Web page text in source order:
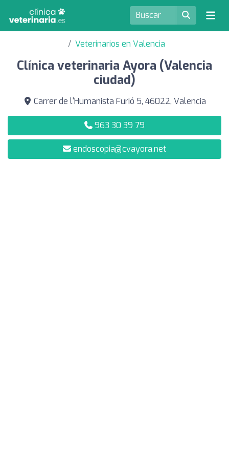
Veterinarios en Valencia
Clínica veterinaria Ayora (Valencia
ciudad)
Carrer de l'Humanista Furió 5, 46022, Valencia
963 30 39 79
endoscopia@cvayora.net